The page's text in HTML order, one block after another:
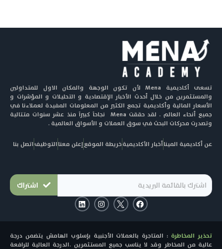
تسعى أكاديمية Mena لأن تكون الوجهة والمكان الاول للمتداولين
والمستثمرين من خلال أحدث الأخبار الإقتصادية و التحليلات و المؤشرات و
الأسعار المالية وأكاديمية تجمع الكثير من المعلومات المفيدة لعملاءنا في
جميع أنحاء العالم . لقد حققت Mena نجاحاً كبيراً منذ عشر سنوات متتالية
وتصدرت محركات البحث في سوق العملات و الأسواق العالمية .
عن أكاديمية الميناأخبار الأكاديميةخريطة الموقعإعلن معناالتوظيفاتصل بنا
اشتراك
F
a
c
o
o
I
n
s
g
r
L
i
n
d
i
تحذير المخاطرة : المتاجرة بالعملات الأجنبية بإسلوب الهامش يتضمن درجة
عالية من المخاطر وقد لا يناسب جميع المستثمرين .الدرجة العالية للرافعة